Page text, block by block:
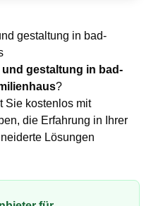
gestaltung in bad-
gestaltung in bad-
?
Sie kostenlos mit
die Erfahrung in Ihrer
Lösungen